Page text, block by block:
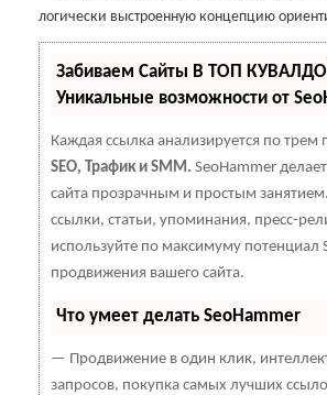
логически выстроенную концепцию
Забиваем Сайты В ТОП
Уникальные возможности от
Каждая ссылка анализируется по трем
SEO, Трафик и SMM. SeoHammer
сайта прозрачным и простым
ссылки, статьи, упоминания, пресс-
используйте по максимуму потенциал
продвижения вашего сайта.
Что умеет делать SeoHammer
— Продвижение в один клик,
запросов, покупка самых лучших